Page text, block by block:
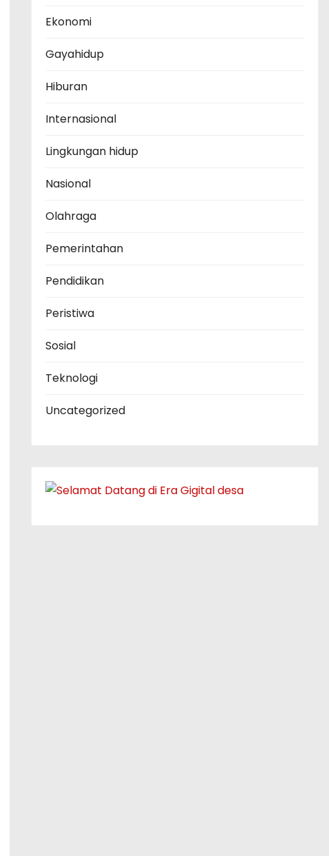
Ekonomi
Gayahidup
Hiburan
Internasional
Lingkungan hidup
Nasional
Olahraga
Pemerintahan
Pendidikan
Peristiwa
Sosial
Teknologi
Uncategorized